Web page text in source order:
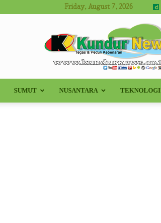
Friday, August 7, 2026
Kundur
SUMUT NUSANTARA TEKNOLOGI